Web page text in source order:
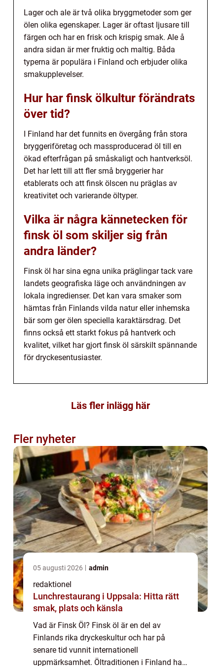
Lager och ale är två olika bryggmetoder som ger
ölen olika egenskaper. Lager är oftast ljusare till
färgen och har en frisk och krispig smak. Ale å
andra sidan är mer fruktig och maltig. Båda
typerna är populära i Finland och erbjuder olika
smakupplevelser.
Hur har finsk ölkultur förändrats
över tid?
I Finland har det funnits en övergång från stora
bryggeriföretag och massproducerad öl till en
ökad efterfrågan på småskaligt och hantverksöl.
Det har lett till att fler små bryggerier har
etablerats och att finsk ölscen nu präglas av
kreativitet och varierande öltyper.
Vilka är några kännetecken för
finsk öl som skiljer sig från
andra länder?
Finsk öl har sina egna unika präglingar tack vare
landets geografiska läge och användningen av
lokala ingredienser. Det kan vara smaker som
hämtas från Finlands vilda natur eller inhemska
bär som ger ölen speciella karaktärsdrag. Det
finns också ett starkt fokus på hantverk och
kvalitet, vilket har gjort finsk öl särskilt spännande
för dryckesentusiaster.
Läs fler inlägg här
Fler nyheter
05 augusti 2026 admin
redaktionel
Lunchrestaurang i Uppsala: Hitta rätt
smak, plats och känsla
Vad är Finsk Öl? Finsk öl är en del av
Finlands rika dryckeskultur och har på
senare tid vunnit internationell
uppmärksamhet. Öltraditionen i Finland har